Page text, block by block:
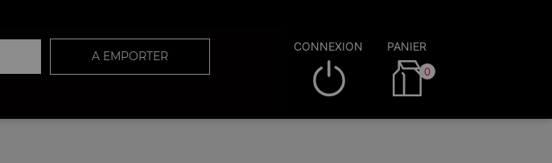
A EMPORTER
CONNEXION PANIER
0